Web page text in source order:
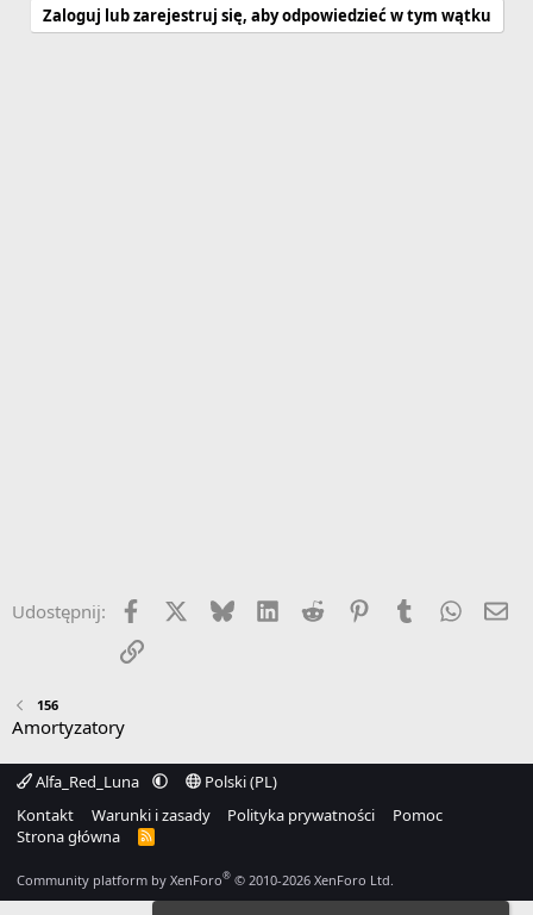
Zaloguj lub zarejestruj się, aby odpowiedzieć w tym wątku
Udostępnij: Facebook Bluesky LinkedInReddit PinterestTumblr
Link
156
Amortyzatory
Alfa_Red_Luna
Polski (PL)
Kontakt
Warunki i zasady Polityka prywatności
Pomoc
Strona główna
R
S
Community platform by XenForo® © 2010-2026 XenForo Ltd.